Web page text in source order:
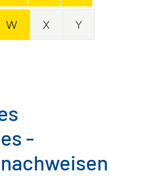
W X Y
-